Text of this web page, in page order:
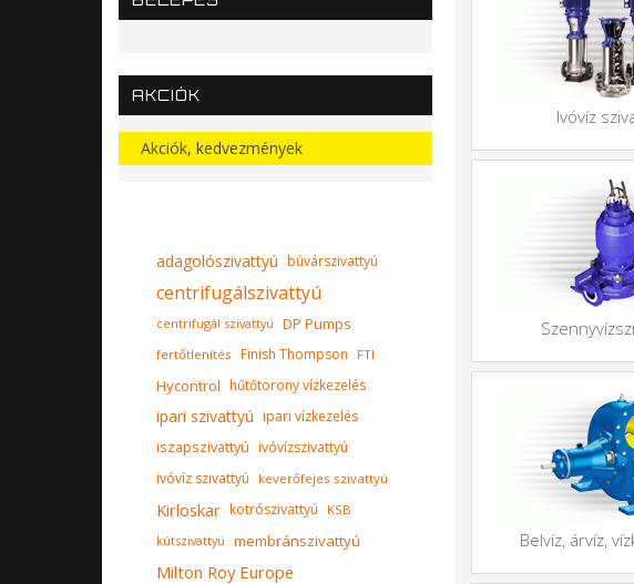
Ivóvíz
Belvíz, árvíz,
AKCIÓK
Akciók, kedvezmények
adagolószivattyú búvárszivattyú
centrifugálszivattyú
centrifugál szivattyú DP Pumps
fertőtlenítés Finish Thompson FTI
Hycontrol hűtőtorony vízkezelés
ipari szivattyú ipari vízkezelés
iszapszivattyú ivóvízszivattyú
ivóvíz szivattyú
keverőfejes szivattyú
Kirloskar kotrószivattyú
KSB
kútszivattyú membránszivattyú
Milton Roy Europe